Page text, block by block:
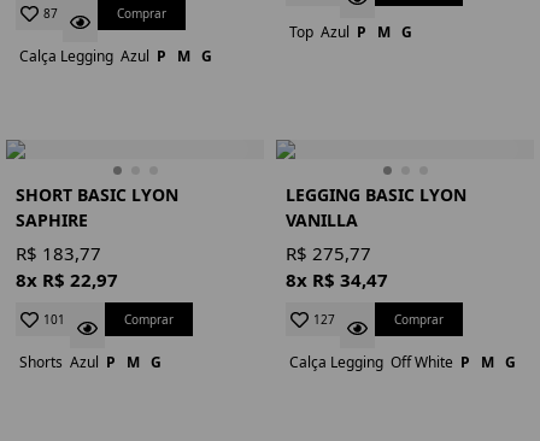
87 Comprar
Calça Legging Azul P M G
Top Azul P M G
SHORT BASIC LYON
SAPHIRE
R$ 183,77
8x R$ 22,97
101 Comprar
Shorts Azul P M G
LEGGING BASIC LYON
VANILLA
R$ 275,77
8x R$ 34,47
127 Comprar
Calça Legging Off White P M G